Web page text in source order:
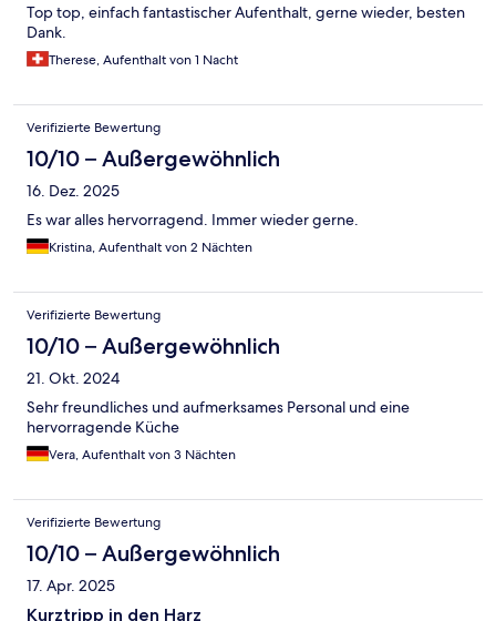
Top top, einfach fantastischer Aufenthalt, gerne wieder, besten
Dank.
Therese, Aufenthalt von 1 Nacht
Verifizierte Bewertung
10/10 – Außergewöhnlich
16. Dez. 2025
Es war alles hervorragend. Immer wieder gerne.
Kristina, Aufenthalt von 2 Nächten
Verifizierte Bewertung
10/10 – Außergewöhnlich
21. Okt. 2024
Sehr freundliches und aufmerksames Personal und eine
hervorragende Küche
Vera, Aufenthalt von 3 Nächten
Verifizierte Bewertung
10/10 – Außergewöhnlich
17. Apr. 2025
Kurztripp in den Harz